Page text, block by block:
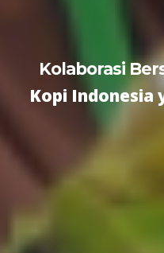
Kolaborasi
Kopi Indonesia